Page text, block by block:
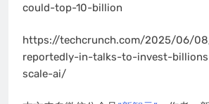
could-top-10-billion
https://techcrunch.com/2025/06/
reportedly-in-talks-to-invest-
scale-ai/